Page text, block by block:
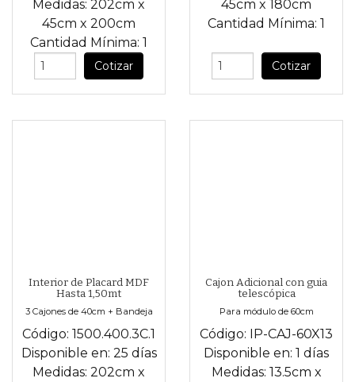
Medidas: 202cm x
45cm x 200cm
Cantidad Mínima: 1
Cotizar
45cm x 180cm
Cantidad Mínima: 1
Cotizar
Interior de Placard MDF
Hasta 1,50mt
3 Cajones de 40cm + Bandeja
Código: 1500.400.3C.1
Disponible en: 25 días
Medidas: 202cm x
Cajon Adicional con guia
telescópica
Para módulo de 60cm
Código: IP-CAJ-60X13
Disponible en: 1 días
Medidas: 13.5cm x